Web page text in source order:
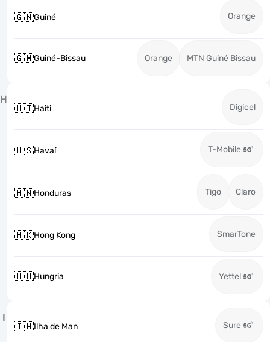
🇬🇳Guiné Orange
🇬🇼Guiné-Bissau Orange MTN Guiné Bissau
H
🇭🇹Haiti Digicel
🇺🇸Havaí T-Mobile
🇭🇳Honduras Tigo Claro
🇭🇰Hong Kong SmarTone
🇭🇺Hungria Yettel
I
🇮🇲Ilha de Man Sure